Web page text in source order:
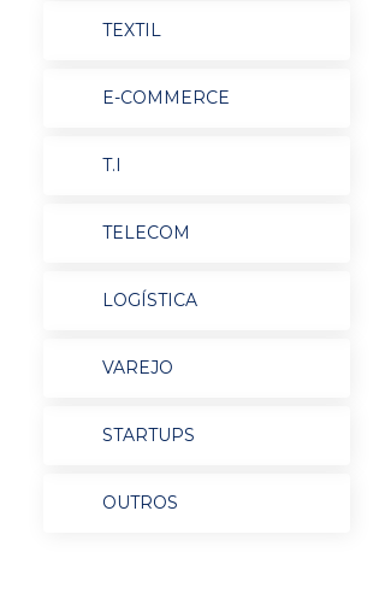
TEXTIL
E-COMMERCE
T.I
TELECOM
LOGÍSTICA
VAREJO
STARTUPS
OUTROS